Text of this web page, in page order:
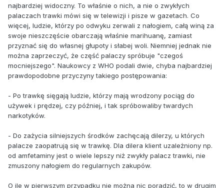
najbardziej widoczny. To właśnie o nich, a nie o zwykłych
palaczach trawki mówi się w telewizji i pisze w gazetach. Co
więcej, ludzie, którzy po odwyku zerwali z nałogiem, całą winą za
swoje nieszczęście obarczają właśnie marihuanę, zamiast
przyznać się do własnej głupoty i słabej woli. Niemniej jednak nie
można zaprzeczyć, że część palaczy spróbuje "czegoś
mocniejszego". Naukowcy z WHO podali dwie, chyba najbardziej
prawdopodobne przyczyny takiego postępowania:
- Po trawkę sięgają ludzie, którzy mają wrodzony pociąg do
używek i prędzej, czy później, i tak spróbowaliby twardych
narkotyków.
- Do zażycia silniejszych środków zachęcają dilerzy, u których
palacze zaopatrują się w trawkę. Dla dilera klient uzależniony np.
od amfetaminy jest o wiele lepszy niż zwykły palacz trawki, nie
zmuszony nałogiem do regularnych zakupów.
O ile w pierwszym przypadku nie można nic poradzić, to w drugim